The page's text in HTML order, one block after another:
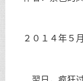
２０１４年５